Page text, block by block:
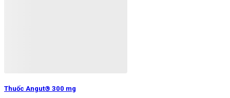
Thuốc Angut® 300 mg